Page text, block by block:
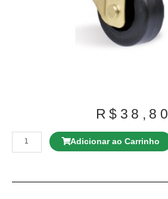
R$ 38,80
Rodízio
GMX
quantidade
Adicionar ao Carrinho